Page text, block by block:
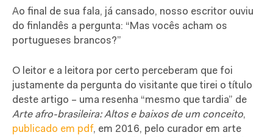
Ao final de sua fala, já cansado, nosso escritor ouviu
do finlandês a pergunta: “Mas vocês acham os
portugueses brancos?”
O leitor e a leitora por certo perceberam que foi
justamente da pergunta do visitante que tirei o título
deste artigo – uma resenha “mesmo que tardia” de
Arte afro-brasileira: Altos e baixos de um conceito,
publicado em pdf, em 2016, pelo curador em arte